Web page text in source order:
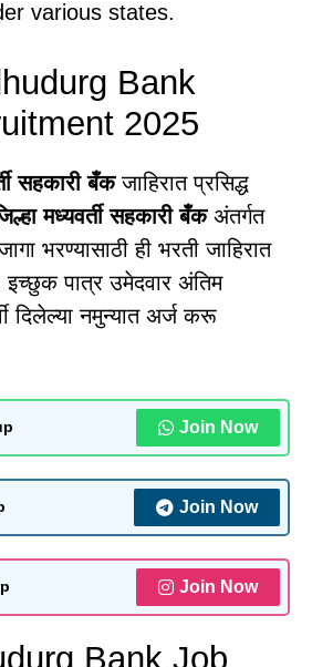
various states.
Bank
2025
सहकारी बँकजाहिरात प्रसिद्ध
मध्यवर्ती सहकारी बँकअंतर्गत
भरण्यासाठी ही भरती जाहिरात
पात्र उमेदवार अंतिम
दिलेल्या नमुन्यात अर्ज करू
Join Now
Join Now
Join Now
Bank Job